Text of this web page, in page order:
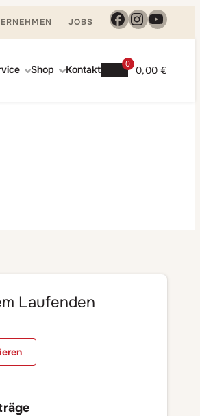
JOBS Facebook
Shop Kontakt 0
0,00 €
Laufenden